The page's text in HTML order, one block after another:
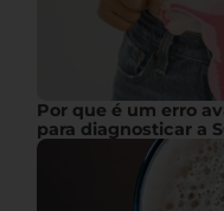
Por que é um erro
para diagnosticar a